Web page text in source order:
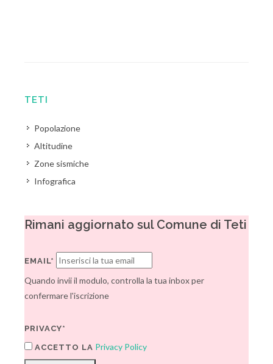
TETI
Popolazione
Altitudine
Zone sismiche
Infografica
Rimani aggiornato sul Comune di Teti
EMAIL*
Quando invii il modulo, controlla la tua inbox per
confermare l'iscrizione
PRIVACY*
ACCETTO LA Privacy Policy